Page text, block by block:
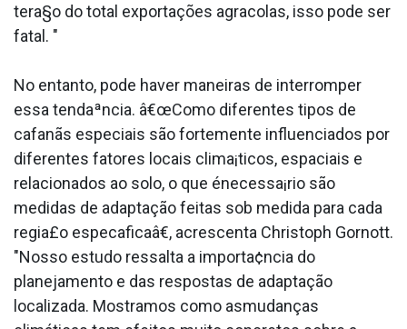
tera§o do total exportações agra­colas, isso pode ser
fatal. "
No entanto, pode haver maneiras de interromper
essa tendaªncia. â€œComo diferentes tipos de
cafanãs especiais são fortemente influenciados por
diferentes fatores locais clima¡ticos, espaciais e
relacionados ao solo, o que énecessa¡rio são
medidas de adaptação feitas sob medida para cada
regia£o especa­ficaâ€, acrescenta Christoph Gornott.
"Nosso estudo ressalta a importa¢ncia do
planejamento e das respostas de adaptação
localizada. Mostramos como asmudanças